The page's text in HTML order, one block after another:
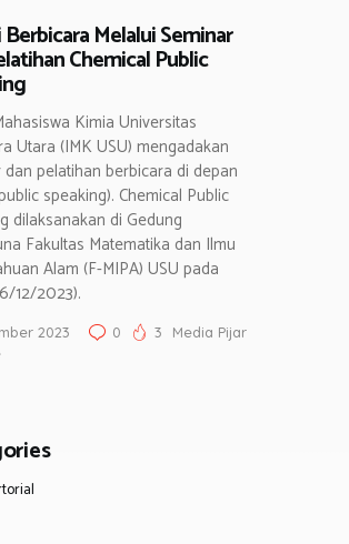
JALAN
HIDUP
Melalui Seminar
Chemical Public
Kimia Universitas
Utara (IMK USU) mengadakan
dan pelatihan berbicara di depan
speaking). Chemical Public
dilaksanakan di Gedung
Fakultas Matematika dan Ilmu
Alam (F-MIPA) USU pada
12/2023).
2023 0 3
Media Pijar